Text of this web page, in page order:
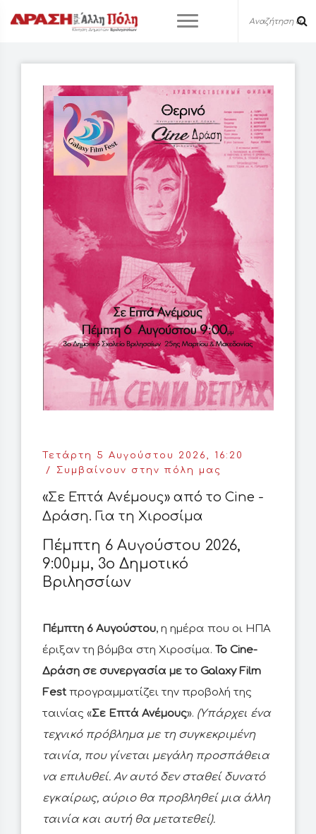
Τετάρτη 5 Αυγούστου 2026, 16:20
Συμβαίνουν στην πόλη μας
«Σε Επτά Ανέμους» από το Cine -
Δράση. Για τη Χιροσίμα
Πέμπτη 6 Αυγούστου 2026,
9:00μμ, 3ο Δημοτικό
Βριλησσίων
Πέμπτη 6 Αυγούστου, η ημέρα που οι ΗΠΑ
έριξαν τη βόμβα στη Χιροσίμα. Το Cine-
Δράση σε συνεργασία με το Galaxy Film
Fest προγραμματίζει την προβολή της
ταινίας «Σε Επτά Ανέμους». (Υπάρχει ένα
τεχνικό πρόβλημα με τη συγκεκριμένη
ταινία, που γίνεται μεγάλη προσπάθεια
να επιλυθεί. Αν αυτό δεν σταθεί δυνατό
εγκαίρως, αύριο θα προβληθεί μια άλλη
ταινία και αυτή θα μετατεθεί).